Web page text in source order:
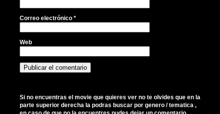
Correo electrónico *
Web
Si no encuentras el movie que quieres ver no te olvides que en la
parte superior derecha la podras buscar por genero / tematica ,